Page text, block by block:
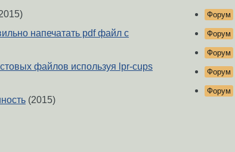
напечатать pdf файл с
файлов используя lpr-cups
(2015)
Форум
Форум
Форум
Форум
Форум